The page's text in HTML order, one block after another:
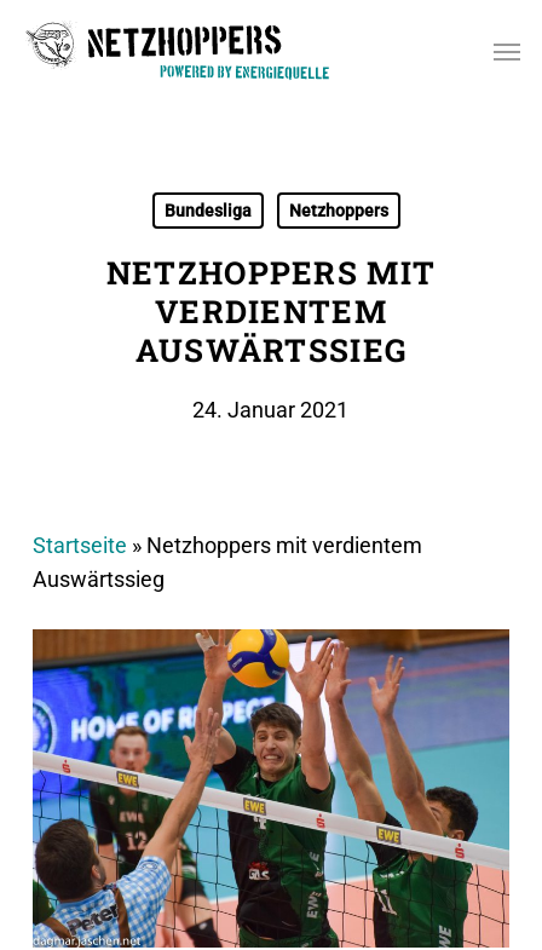
Bundesliga Netzhoppers
NETZHOPPERS MIT
VERDIENTEM
AUSWÄRTSSIEG
24. Januar 2021
Startseite » Netzhoppers mit verdientem
Auswärtssieg